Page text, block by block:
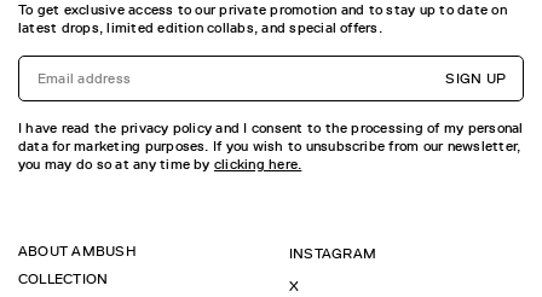
To get exclusive access to our private promotion and to stay up to date on
latest drops, limited edition collabs, and special offers.
SIGN UP
I have read the privacy policy and I consent to the processing of my personal
data for marketing purposes. If you wish to unsubscribe from our newsletter,
you may do so at any time by clicking here.
ABOUT AMBUSH
COLLECTION
INSTAGRAM
X